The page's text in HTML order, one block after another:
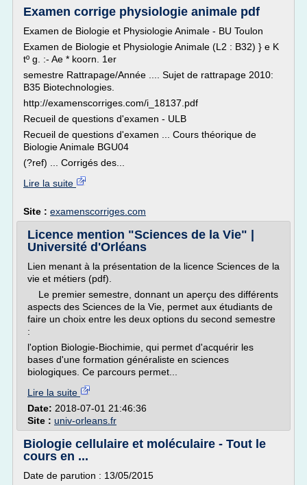
Examen corrige physiologie animale pdf
Examen de Biologie et Physiologie Animale - BU Toulon
Examen de Biologie et Physiologie Animale (L2 : B32) } e K
tº g. :- Ae * koorn. 1er
semestre Rattrapage/Année .... Sujet de rattrapage 2010:
B35 Biotechnologies.
http://examenscorriges.com/i_18137.pdf
Recueil de questions d'examen - ULB
Recueil de questions d'examen ... Cours théorique de
Biologie Animale BGU04
(?ref) ... Corrigés des...
Lire la suite
Site : examenscorriges.com
Licence mention "Sciences de la Vie" |
Université d'Orléans
Lien menant à la présentation de la licence Sciences de la
vie et métiers (pdf).
Le premier semestre, donnant un aperçu des différents
aspects des Sciences de la Vie, permet aux étudiants de
faire un choix entre les deux options du second semestre
:
l'option Biologie-Biochimie, qui permet d'acquérir les
bases d'une formation généraliste en sciences
biologiques. Ce parcours permet...
Lire la suite
Date: 2018-07-01 21:46:36
Site : univ-orleans.fr
Biologie cellulaire et moléculaire - Tout le
cours en ...
Date de parution : 13/05/2015